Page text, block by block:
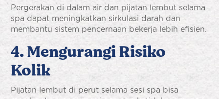
Pergerakan di dalam air dan pijatan lembut selama
spa dapat meningkatkan sirkulasi darah dan
membantu sistem pencernaan bekerja lebih efisien.
4. Mengurangi Risiko
Kolik
Pijatan lembut di perut selama sesi spa bisa